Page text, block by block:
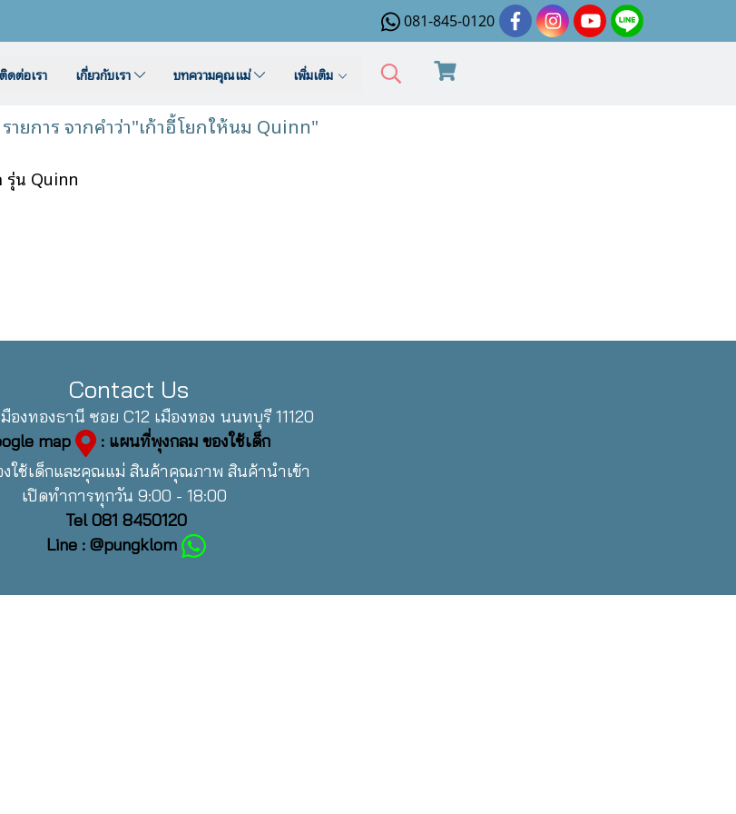
081-845-0120
ติดต่อเรา เกี่ยวกับเรา บทความคุณแม่ เพิ่มเติม
ายการ จากคำว่า"เก้าอี้โยกให้นม Quinn"
รุ่น Quinn
Contact Us
องทองธานี ซอย C12 เมืองทอง นนทบุรี 11120
map
: แผนที่พุงกลม ของใช้เด็ก
ใช้เด็กและคุณแม่ สินค้าคุณภาพ สินค้านำเข้า
เปิดทำการทุกวัน 9:00 - 18:00
Tel 081 8450120
Line : @pungklom